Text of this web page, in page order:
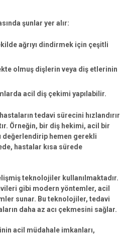
şunlar yer alır:
ağrıyı dindirmek için çeşitli
olmuş dişlerin veya diş etlerinin
acil diş çekimi yapılabilir.
tedavi sürecini hızlandırır
Örneğin, bir diş hekimi, acil bir
değerlendirip hemen gerekli
hastalar kısa sürede
teknolojiler kullanılmaktadır.
gibi modern yöntemler, acil
sunar. Bu teknolojiler, tedavi
daha az acı çekmesini sağlar.
acil müdahale imkanları,